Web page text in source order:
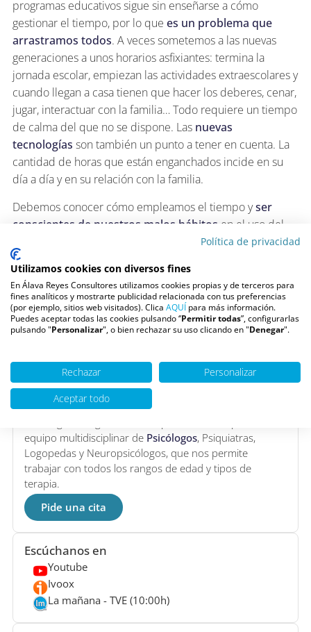
programas educativos sigue sin enseñarse a cómo
gestionar el tiempo, por lo que es un problema que
arrastramos todos. A veces sometemos a las nuevas
generaciones a unos horarios asfixiantes: termina la
jornada escolar, empiezan las actividades extraescolares y
cuando llegan a casa tienen que hacer los deberes, cenar,
jugar, interactuar con la familia… Todo requiere un tiempo
de calma del que no se dispone. Las nuevas
tecnologías son también un punto a tener en cuenta. La
cantidad de horas que están enganchados incide en su
día a día y en su relación con la familia.
Debemos conocer cómo empleamos el tiempo yser
conscientes de nuestros malos hábitos en el uso del
tiempo y de los errores que cometemos.
Cuestionario para identificar a los ladrones
del tiempo
Con este cuestionario podrás identificar cuáles son tus
enemigos del tiempo y cómo gestionarlo para que esto no
te cause problemas.
Situado enMadrid, somos uno de los Centros de
equipo multidisciplinar de Psicólogos, Psiquiatras,
Logopedas y Neuropsicólogos, que nos permite
trabajar con todos los rangos de edad y tipos de
terapia.
Pide una cita
Escúchanos en
Youtube
Ivoox
La mañana - TVE (10:00h)
Política de privacidad
Utilizamos cookies con diversos fines
En Álava Reyes Consultores utilizamos cookies propias y de terceros para
fines analíticos y mostrarte publicidad relacionada con tus preferencias
(por ejemplo, sitios web visitados). Clica AQUÍ para más información.
Puedes aceptar todas las cookies pulsando ‘’Permitir todas”, configurarlas
pulsando "Personalizar", o bien rechazar su uso clicando en "Denegar".
Rechazar
Personalizar
Aceptar todo